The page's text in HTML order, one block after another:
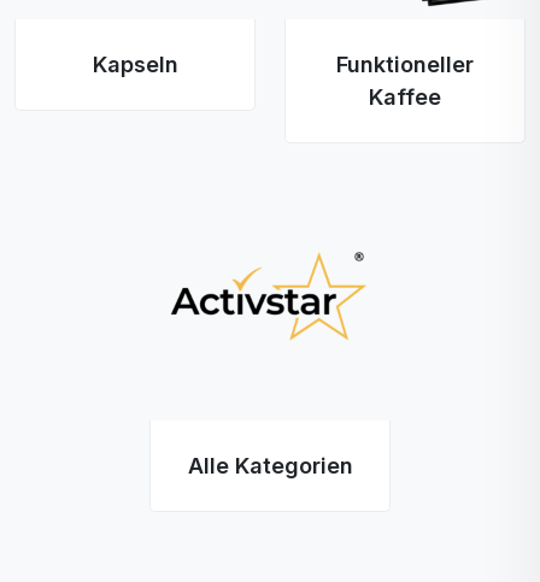
Kapseln
Funktioneller
Kaffee
Alle Kategorien